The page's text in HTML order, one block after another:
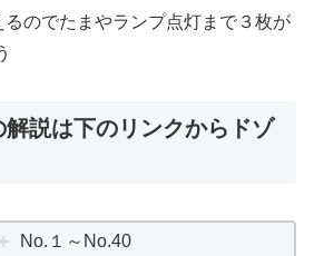
るのでたまやランプ点灯まで３枚が
説は下のリンクからドゾ
No.１～No.40